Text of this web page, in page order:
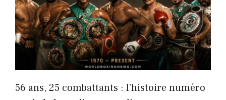
56 ans, 25 combattants : l'histoire numéro